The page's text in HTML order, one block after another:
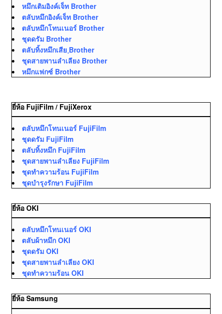
หมึกเติมอิงค์เจ็ท Brother
ตลับหมึกอิงค์เจ็ท Brother
ตลับหมึกโทนเนอร์ Brother
ชุดดรัม Brother
ตลับทิ้งหมึกเสีย ฺBrother
ชุดสายพานลำเลียง Brother
หมึกแฟกซ์ Brother
ยี่ห้อ FujiFilm / FujiXerox
ตลับหมึกโทนเนอร์ FujiFilm
ชุดดรัม FujiFilm
ตลับทิ้งหมึก FujiFilm
ชุดสายพานลำเลียง FujiFilm
ชุดทำความร้อน FujiFilm
ชุดบำรุงรักษา FujiFilm
ยี่ห้อ OKI
ตลับหมึกโทนเนอร์ OKI
ตลับผ้าหมึก OKI
ชุดดรัม OKI
ชุดสายพานลำเลียง OKI
ชุดทำความร้อน OKI
ยี่ห้อ Samsung